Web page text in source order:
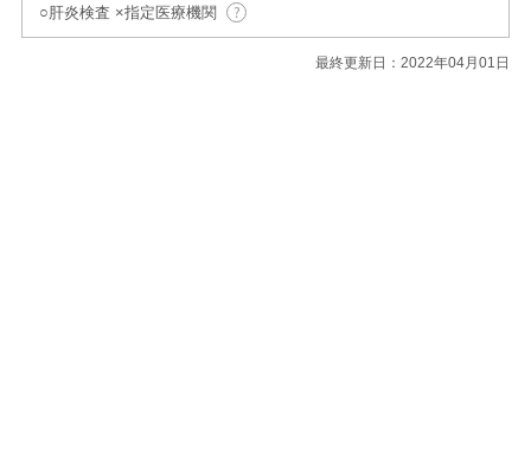
○肝炎検査 ×指定医療機関
最終更新日：2022年04月01日